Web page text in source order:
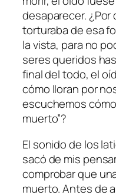
desaparecer. ¿Por
torturaba de esa
la vista, para no
seres queridos
final del todo, el
cómo lloran por
escuchemos
muerto”?
El sonido de los
sacó de mis
comprobar que
muerto. Antes de